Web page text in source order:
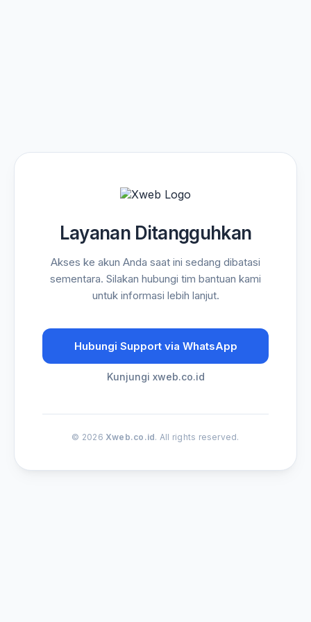
Layanan Ditangguhkan
Akses ke akun Anda saat ini sedang dibatasi
sementara. Silakan hubungi tim bantuan kami
untuk informasi lebih lanjut.
Hubungi Support via WhatsApp
Kunjungi xweb.co.id
© 2026 Xweb.co.id. All rights reserved.